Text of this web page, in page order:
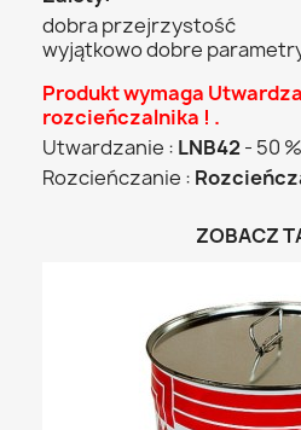
dobra przejrzystość
wyjątkowo dobre
Produkt wymaga
rozcieńczalnika ! .
Utwardzanie : LNB42- 50 %
Rozcieńczanie :
ZOBACZ